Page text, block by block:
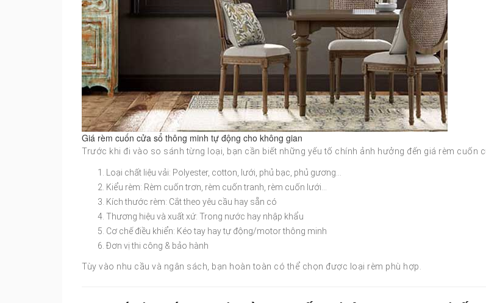
Giá rèm cuốn cửa sổ thông minh tự động cho không gian
Trước khi đi vào so sánh từng loại, bạn cần biết những yếu tố chính ảnh hưởng đến giá rèm cuốn
Loại chất liệu vải: Polyester, cotton, lưới, phủ bạc, phủ gương…
Kiểu rèm: Rèm cuốn trơn, rèm cuốn tranh, rèm cuốn lưới…
Kích thước rèm: Cắt theo yêu cầu hay sẵn có
Thương hiệu và xuất xứ: Trong nước hay nhập khẩu
Cơ chế điều khiển: Kéo tay hay tự động/motor thông minh
Đơn vị thi công & bảo hành
Tùy vào nhu cầu và ngân sách, bạn hoàn toàn có thể chọn được loại rèm phù hợp.